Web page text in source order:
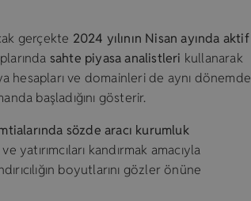
gerçekte 2024 yılının Nisan ayında aktif
sahte piyasa analistleri kullanarak
hesapları ve domainleri de aynı dönemde
başladığını gösterir.
sözde aracı kurumluk
yatırımcıları kandırmak amacıyla
boyutlarını gözler önüne